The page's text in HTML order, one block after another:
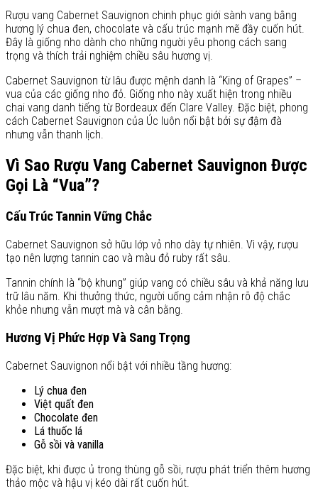
Rượu vang Cabernet Sauvignon chinh phục giới sành vang bằng
hương lý chua đen, chocolate và cấu trúc mạnh mẽ đầy cuốn hút.
Đây là giống nho dành cho những người yêu phong cách sang
trọng và thích trải nghiệm chiều sâu hương vị.
Cabernet Sauvignon từ lâu được mệnh danh là “King of Grapes” –
vua của các giống nho đỏ. Giống nho này xuất hiện trong nhiều
chai vang danh tiếng từ Bordeaux đến Clare Valley. Đặc biệt, phong
cách Cabernet Sauvignon của Úc luôn nổi bật bởi sự đậm đà
nhưng vẫn thanh lịch.
Vì Sao Rượu Vang Cabernet Sauvignon Được
Gọi Là “Vua”?
Cấu Trúc Tannin Vững Chắc
Cabernet Sauvignon sở hữu lớp vỏ nho dày tự nhiên. Vì vậy, rượu
tạo nên lượng tannin cao và màu đỏ ruby rất sâu.
Tannin chính là “bộ khung” giúp vang có chiều sâu và khả năng lưu
trữ lâu năm. Khi thưởng thức, người uống cảm nhận rõ độ chắc
khỏe nhưng vẫn mượt mà và cân bằng.
Hương Vị Phức Hợp Và Sang Trọng
Cabernet Sauvignon nổi bật với nhiều tầng hương:
Lý chua đen
Việt quất đen
Chocolate đen
Lá thuốc lá
Gỗ sồi và vanilla
Đặc biệt, khi được ủ trong thùng gỗ sồi, rượu phát triển thêm hương
thảo mộc và hậu vị kéo dài rất cuốn hút.